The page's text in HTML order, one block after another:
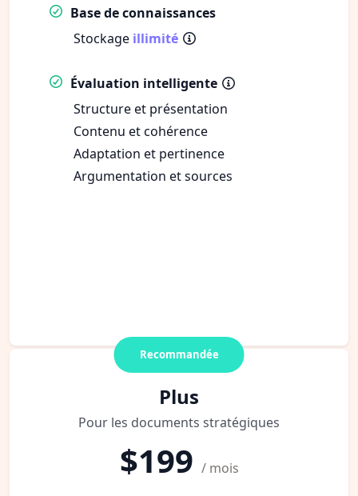
Base de connaissances
Stockage illimité
Évaluation intelligente
Structure et présentation
Contenu et cohérence
Adaptation et pertinence
Argumentation et sources
Recommandée
Plus
Pour les documents stratégiques
$199 / mois